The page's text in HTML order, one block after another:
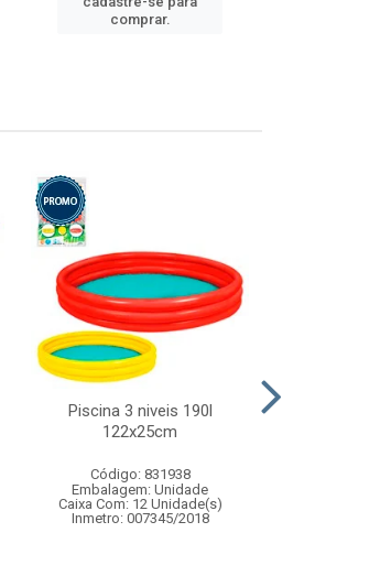
comprar.
Piscina 3 niveis 190l
122x25cm
Código: 831938
Embalagem: Unidade
Caixa Com: 12 Unidade(s)
Inmetro: 007345/2018